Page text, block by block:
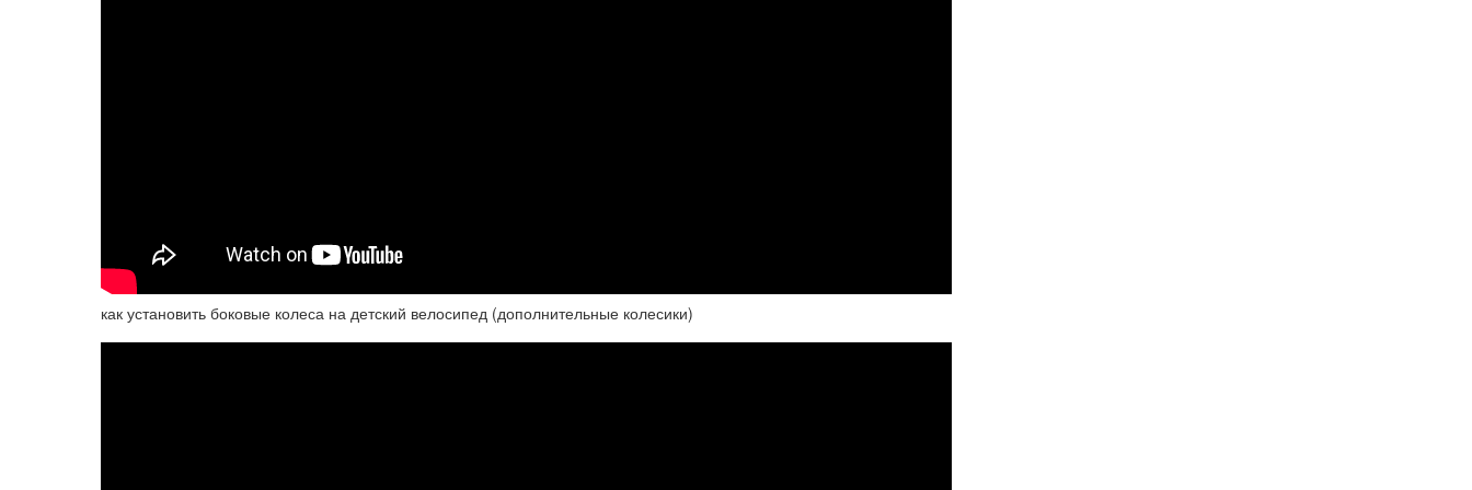
как установить боковые колеса на детский велосипед (дополнительные колесики)